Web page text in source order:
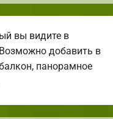
вы видите в
добавить в
панорамное